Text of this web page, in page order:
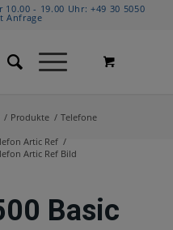
10.00 - 19.00 Uhr:+49 30 5050
Anfrage
/ Produkte / Telefone
Artic Ref /
Artic Ref Bild
Basic